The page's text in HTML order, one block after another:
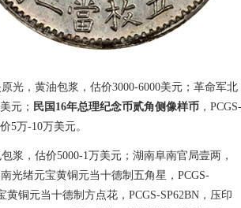
光，黄油包浆，估价3000-6000美元；革命军北
元； 民国16年总理纪念币贰角侧像样币 ，PCGS-
5万-10万美元。
浆，估价5000-1万美元；湖南阜南官局壹两，
光绪元宝黄铜元当十德制五角星，PCGS-
铜元当十德制方点花，PCGS-SP62BN，压印